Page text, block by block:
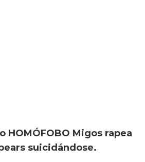
HOMÓFOBO Migos rapea
suicidándose.